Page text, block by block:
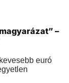
–
euró